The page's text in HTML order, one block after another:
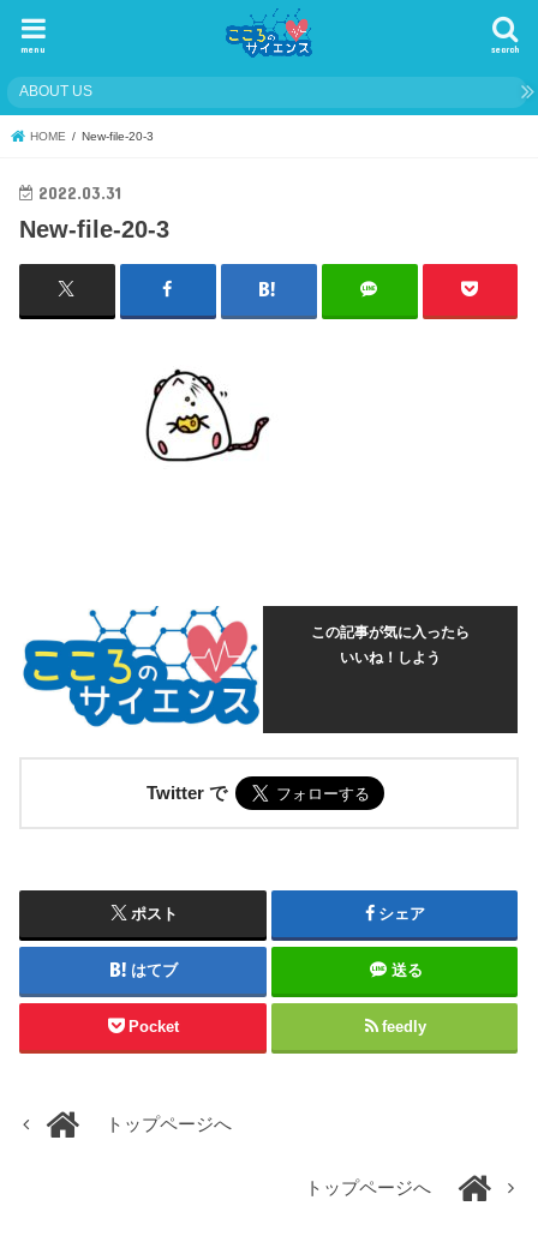
search
menu
ABOUT US
HOME New-file-20-3
2022.03.31
New-file-20-3
この記事が気に入ったら
いいね！しよう
Twitter で
ポスト シェア
はてブ 送る
Pocket feedly
トップページへ
トップページへ